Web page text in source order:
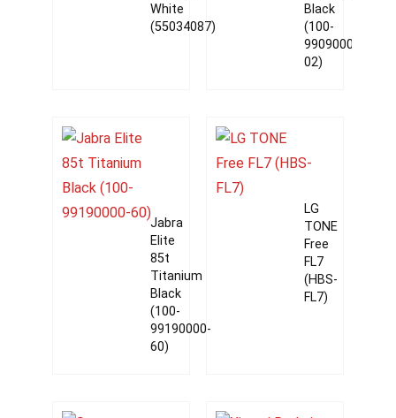
White
(55034087)
Black
(100-
99090000-
02)
Jabra
Elite
85t
Titanium
Black
(100-
99190000-
60)
LG
TONE
Free
FL7
(HBS-
FL7)